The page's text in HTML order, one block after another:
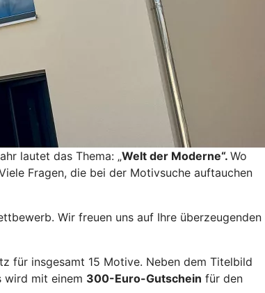
lautet das Thema: „Welt der Moderne“. Wo
Fragen, die bei der Motivsuche auftauchen
Wir freuen uns auf Ihre überzeugenden
für insgesamt 15 Motive. Neben dem Titelbild
wird mit einem 300-Euro-Gutschein für den